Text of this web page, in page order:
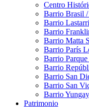
Centro
Barrio Brasil
Barrio
Barrio
Barrio Matta
Barrio Parí­s
Barrio
Barrio
Barrio San
Barrio San
Barrio Yungay
Patrimonio